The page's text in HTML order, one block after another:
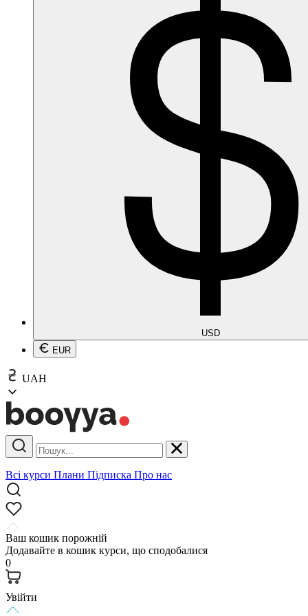
USD
EUR
UAH
Всі курси Плани Підписка Про нас
Ваш кошик порожній
Додавайте в кошик курси, що сподобалися
0
Увійти